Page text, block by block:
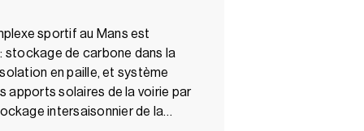
sportif au Mans est
stockage de carbone dans la
en paille, et système
apports solaires de la voirie par
intersaisonnier de la…